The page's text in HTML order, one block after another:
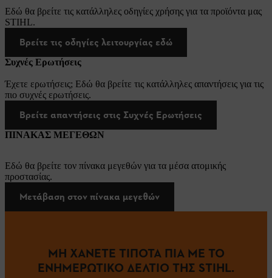
Εδώ θα βρείτε τις κατάλληλες οδηγίες χρήσης για τα προϊόντα μας
STIHL.
Βρείτε τις οδηγίες λειτουργίας εδώ
Συχνές Ερωτήσεις
Έχετε ερωτήσεις; Εδώ θα βρείτε τις κατάλληλες απαντήσεις για τις
πιο συχνές ερωτήσεις.
Βρείτε απαντήσεις στις Συχνές Ερωτήσεις
ΠΙΝΑΚΑΣ ΜΕΓΕΘΩΝ
Εδώ θα βρείτε τον πίνακα μεγεθών για τα μέσα ατομικής
προστασίας.
Μετάβαση στον πίνακα μεγεθών
ΜΗ ΧΑΝΕΤΕ ΤΙΠΟΤΑ ΠΙΑ ΜΕ ΤΟ
ΕΝΗΜΕΡΩΤΙΚΟ ΔΕΛΤΙΟ ΤΗΣ STIHL.